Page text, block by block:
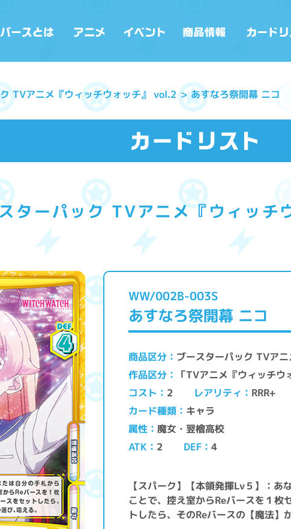
TVアニメ『ウィッチウォッチ』 vol.2 あすなろ祭開幕 ニコ
ターパック TVアニメ『ウィッ
WW/002B-003S
あすなろ祭開幕 ニコ
商品区分 ブースターパック TVア
作品区分 「TVアニメ『ウィッチ
コスト 2 レアリティ RRR+
カード種類 キャラ
属性 魔女・翌檜高校
ATK 2 DEF 4
【スパーク】【本領発揮Lv５】：あ
ことで、控え室からReバースを１枚
トしたら、そのReバースの【魔法】